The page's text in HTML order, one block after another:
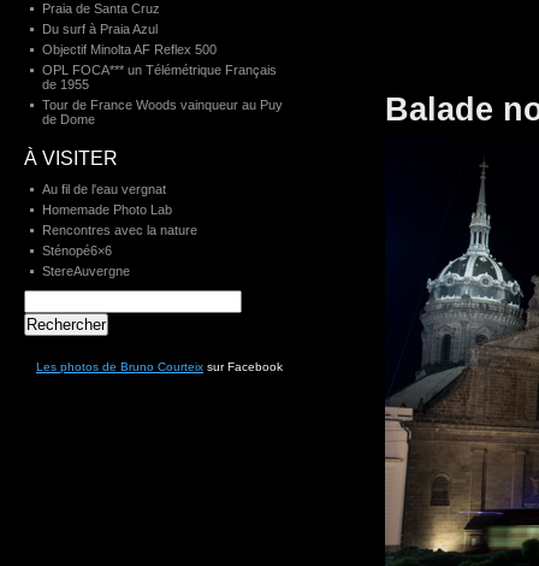
Balade
Praia de Santa Cruz
Du surf à Praia Azul
Objectif Minolta AF Reflex 500
OPL FOCA*** un Télémétrique Français
de 1955
Tour de France Woods vainqueur au Puy
de Dome
À VISITER
Au fil de l'eau vergnat
Homemade Photo Lab
Rencontres avec la nature
Sténopé6×6
StereAuvergne
Les photos de Bruno Courteix sur Facebook